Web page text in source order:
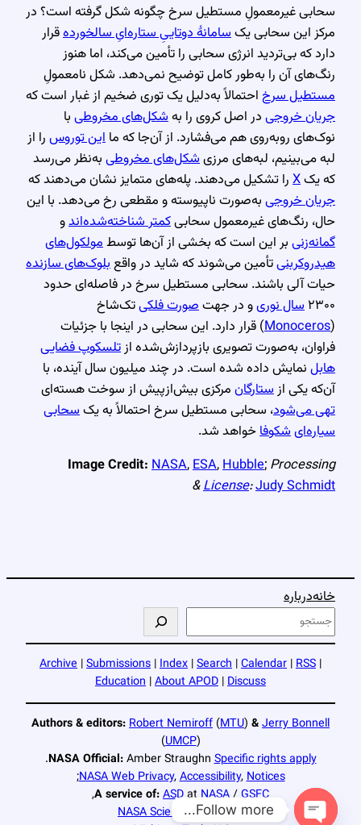
سحابی غیرمعمولِ مستطیل سرخ چگونه شکل گرفته است؟ در
مرکز این سحابی یکسامانهٔ دوتاییِ ستاره‌ایِ سالخوردهقرار
دارد که بی‌تردید انرژی سحابی را تأمین می‌کند، اما هنوز
رنگ‌های آن را به‌طور کامل توضیح نمی‌دهد. شکل نامعمولِ
مستطیل سرخاحتمالاً به‌دلیل یک توری ضخیم از غبار است که
جریان خروجیدر اصل کروی را بهشکل‌های مخروطیبا
نوک‌های روبه‌روی هم می‌فشارد. از آن‌جا که مااین توروسرا از
لبه می‌بینیم، لبه‌های مرزیشکل‌های مخروطیبه‌نظر می‌رسد
که یکXرا تشکیل می‌دهند. پله‌های متمایز نشان می‌دهند که
جریان خروجیبه‌صورت ناپیوسته و مقطعی رخ می‌دهد. با این
حال، رنگ‌های غیرمعمول سحابیکمتر شناخته‌شده‌اندو
گمانه‌زنیبر این است که بخشی از آن‌ها توسطمولکول‌های
هیدروکربنیتأمین می‌شوند که شاید در واقعبلوک‌های سازنده
حیات آلی باشند. سحابی مستطیل سرخ در فاصله‌ای حدود
۲۳۰۰سال نوریو در جهتصورت فلکیتک‌شاخ
(
Monoceros) قرار دارد. این سحابی در اینجا با جزئیات
فراوان، به‌صورت تصویری بازپردازش‌شده ازتلسکوپ فضایی
هابلنمایش داده شده است. در چند میلیون سال آینده، با
آن‌که یکی ازستارگانمرکزی بیش‌ازپیش از سوخت هسته‌ای
تهی می‌شود، سحابی مستطیل سرخ احتمالاً به یکسحابی
سیاره‌ایشکوفاخواهد شد.
Image Credit:NASA,ESA,Hubble;Processing
&License:Judy Schmidt
خانهدرباره
ج
س
و
Archive |Submissions |Index |Search |Calendar |RSS |
Education |About APOD |Discuss
Authors & editors:Robert Nemiroff (MTU) &Jerry Bonnell
(UMCP)
NASA Official:Amber StraughnSpecific rights apply
.
NASA Web Privacy,Accessibility,Notices
;
A service of:ASDat NASA/GSFC
,
NASA Science Activation
Follow more...